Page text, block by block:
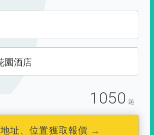
園酒店
1050 起
址、位置獲取報價 →